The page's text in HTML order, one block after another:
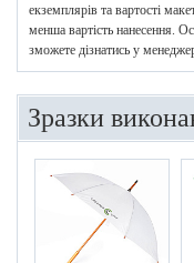
екземплярів та вартості
менша вартість нанесення.
зможете дізнатись у
Зразки